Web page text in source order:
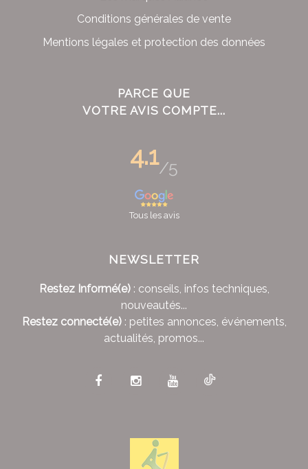
Conditions générales de vente
Mentions légales et protection des données
PARCE QUE
VOTRE AVIS COMPTE...
4.1/5
Tous les avis
NEWSLETTER
Restez Informé(e): conseils, infos techniques,
nouveautés...
Restez connecté(e): petites annonces, événements,
actualités, promos...